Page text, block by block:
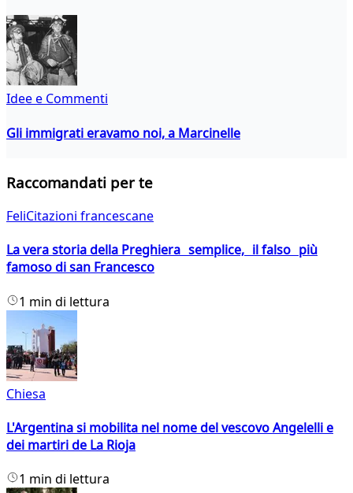
Idee e Commenti
Gli immigrati eravamo noi, a Marcinelle
Raccomandati per te
FeliCitazioni francescane
La vera storia della Preghiera semplice, il falso più
famoso di san Francesco
1 min di lettura
Chiesa
L'Argentina si mobilita nel nome del vescovo Angelelli e
dei martiri de La Rioja
1 min di lettura